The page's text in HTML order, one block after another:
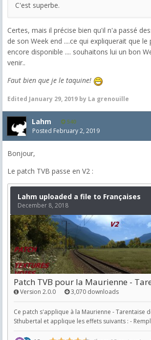
C'est superbe.
Certes, mais il précise bien qu'il n'a passé
de son Week end ....ce qui expliquerait que
encore disponible .... souhaitons lui un bon
venir..
Faut bien que je le taquine!
Edited January 29, 2019 by La grenouille
Lahm 540
Posted February 2, 2019
Bonjour,
Le patch TVB passe en V2 :